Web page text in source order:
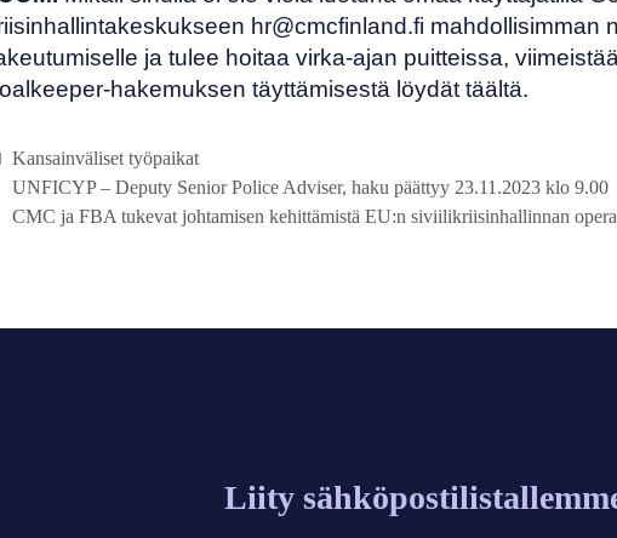
hr@cmcfinland.fi mahdollisimman
ja tulee hoitaa virka-ajan puitteissa,
hakemuksen täyttämisestä löydät täältä.
Kategoriat
Kansainväliset työpaikat
UNFICYP – Deputy Senior Police Adviser, haku päättyy 23.11.2023 klo 9.00
CMC ja FBA tukevat johtamisen kehittämistä EU:n siviilikriisinhallinnan
Liity